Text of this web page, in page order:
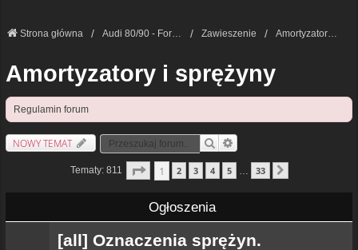
Strona główna Audi 80/90 - Forum Techniczne Zawieszenie Amortyzatory i sprężyny
Amortyzatory i sprężyny
Regulamin forum
NOWY TEMAT Szukaj
Tematy: 811 Strona1 33
1 2 3 4 5 33
Ogłoszenia
[all] Oznaczenia sprężyn.